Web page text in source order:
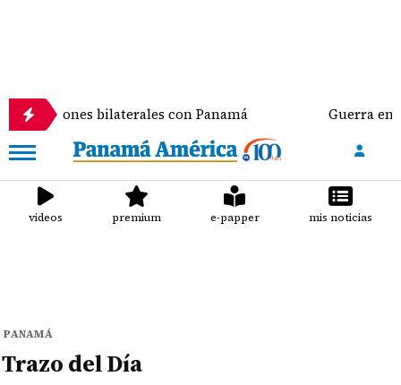
bilaterales con Panamá Guerra entre
videos premium e-papper mis noticias
PANAMÁ
Trazo del Día